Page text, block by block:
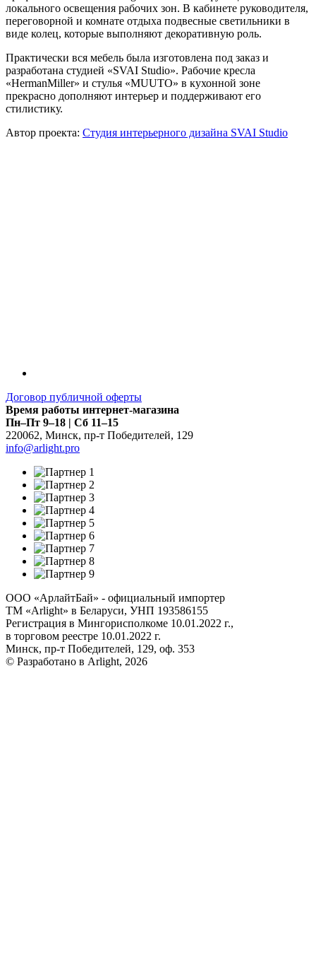
локального освещения рабочих зон. В кабинете руководителя,
переговорной и комнате отдыха подвесные светильники в
виде колец, которые выполняют декоративную роль.
Практически вся мебель была изготовлена под заказ и
разработана студией «SVAI Studio». Рабочие кресла
«HermanMiller» и стулья «MUUTO» в кухонной зоне
прекрасно дополняют интерьер и поддерживают его
стилистику.
Автор проекта: Студия интерьерного дизайна SVAI Studio
Договор публичной оферты
Время работы интернет-магазина
Пн–Пт 9–18 | Сб 11–15
220062, Минск, пр-т Победителей, 129
info@arlight.pro
ООО «АрлайтБай» - официальный импортер
ТМ «Arlight» в Беларуси, УНП 193586155
Регистрация в Мингорисполкоме 10.01.2022 г.,
в торговом реестре 10.01.2022 г.
Минск, пр-т Победителей, 129, оф. 353
© Разработано в Arlight, 2026